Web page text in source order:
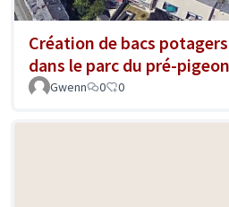
Création de bacs
dans le parc du pré-pigeon
Gwenn 0 0